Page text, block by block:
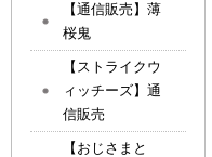
【通信販売】薄
桜鬼
【ストライクウ
ィッチーズ】通
信販売
【おじさまと